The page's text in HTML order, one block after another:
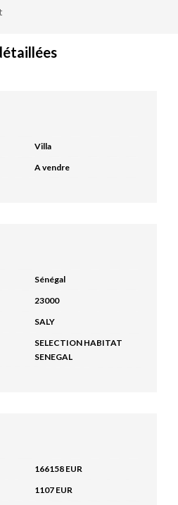
Villa
A vendre
Sénégal
23000
SALY
SELECTION HABITAT
SENEGAL
166158 EUR
1107 EUR